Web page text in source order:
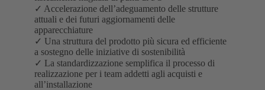
✓ Accelerazione dell’adeguamento delle strutture
attuali e dei futuri aggiornamenti delle
apparecchiature
✓ Una struttura del prodotto più sicura ed efficiente
a sostegno delle iniziative di sostenibilità
✓ La standardizzazione semplifica il processo di
realizzazione per i team addetti agli acquisti e
all’installazione